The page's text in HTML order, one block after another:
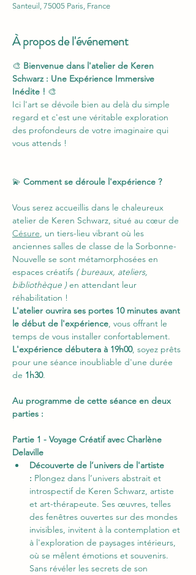
Santeuil, 75005 Paris, France
À propos de l'événement
🎨 Bienvenue dans l'atelier de Keren
Schwarz : Une Expérience Immersive
Inédite ! 🎨
Ici l'art se dévoile bien au delà du simple
regard et c'est une véritable exploration
des profondeurs de votre imaginaire qui
vous attends !
💫 Comment se déroule l'expérience ?
Vous serez accueillis dans le chaleureux
atelier de Keren Schwarz, situé au cœur de
Césure, un tiers-lieu vibrant où les
anciennes salles de classe de la Sorbonne-
Nouvelle se sont métamorphosées en
espaces créatifs ( bureaux, ateliers,
bibliothèque ) en attendant leur
réhabilitation !
L'atelier ouvrira ses portes 10 minutes avant
le début de l'expérience, vous offrant le
temps de vous installer confortablement.
L'expérience débutera à 19h00, soyez prêts
pour une séance inoubliable d'une durée
de 1h30.
Au programme de cette séance en deux
parties :
Partie 1 - Voyage Créatif avec Charlène
Delaville
Découverte de l’univers de l'artiste
: Plongez dans l’univers abstrait et
introspectif de Keren Schwarz, artiste
et art-thérapeute. Ses œuvres, telles
des fenêtres ouvertes sur des mondes
invisibles, invitent à la contemplation et
à l'exploration de paysages intérieurs,
où se mêlent émotions et souvenirs.
Sans révéler les secrets de son